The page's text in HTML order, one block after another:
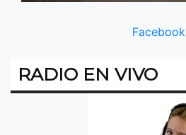
Facebook
RADIO EN VIVO